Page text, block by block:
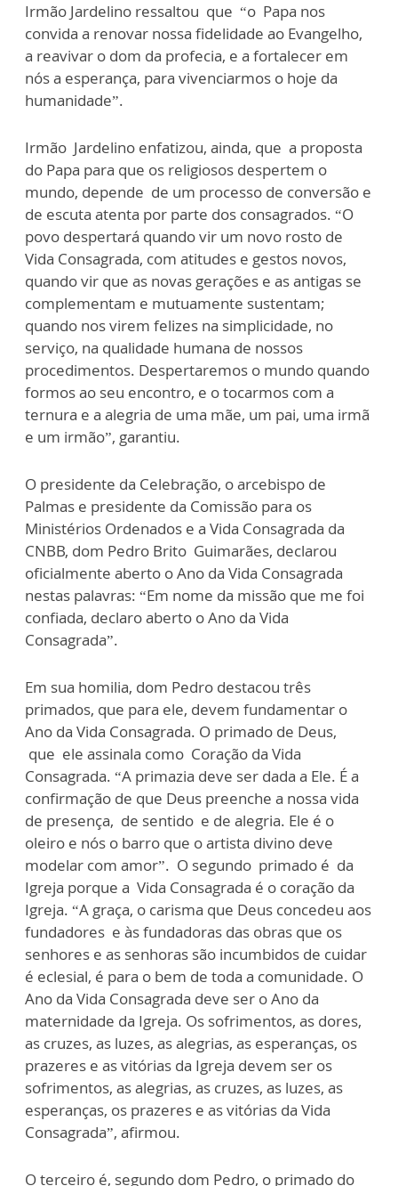
Irmão Jardelino ressaltou que “o Papa nos
convida a renovar nossa fidelidade ao Evangelho,
a reavivar o dom da profecia, e a fortalecer em
nós a esperança, para vivenciarmos o hoje da
humanidade”.
Irmão Jardelino enfatizou, ainda, que a proposta
do Papa para que os religiosos despertem o
mundo, depende de um processo de conversão e
de escuta atenta por parte dos consagrados. “O
povo despertará quando vir um novo rosto de
Vida Consagrada, com atitudes e gestos novos,
quando vir que as novas gerações e as antigas se
complementam e mutuamente sustentam;
quando nos virem felizes na simplicidade, no
serviço, na qualidade humana de nossos
procedimentos. Despertaremos o mundo quando
formos ao seu encontro, e o tocarmos com a
ternura e a alegria de uma mãe, um pai, uma irmã
e um irmão”, garantiu.
O presidente da Celebração, o arcebispo de
Palmas e presidente da Comissão para os
Ministérios Ordenados e a Vida Consagrada da
CNBB, dom Pedro Brito Guimarães, declarou
oficialmente aberto o Ano da Vida Consagrada
nestas palavras: “Em nome da missão que me foi
confiada, declaro aberto o Ano da Vida
Consagrada”.
Em sua homilia, dom Pedro destacou três
primados, que para ele, devem fundamentar o
Ano da Vida Consagrada. O primado de Deus,
que ele assinala como Coração da Vida
Consagrada. “A primazia deve ser dada a Ele. É a
confirmação de que Deus preenche a nossa vida
de presença, de sentido e de alegria. Ele é o
oleiro e nós o barro que o artista divino deve
modelar com amor”. O segundo primado é da
Igreja porque a Vida Consagrada é o coração da
Igreja. “A graça, o carisma que Deus concedeu aos
fundadores e às fundadoras das obras que os
senhores e as senhoras são incumbidos de cuidar
é eclesial, é para o bem de toda a comunidade. O
Ano da Vida Consagrada deve ser o Ano da
maternidade da Igreja. Os sofrimentos, as dores,
as cruzes, as luzes, as alegrias, as esperanças, os
prazeres e as vitórias da Igreja devem ser os
sofrimentos, as alegrias, as cruzes, as luzes, as
esperanças, os prazeres e as vitórias da Vida
Consagrada”, afirmou.
O terceiro é, segundo dom Pedro, o primado do